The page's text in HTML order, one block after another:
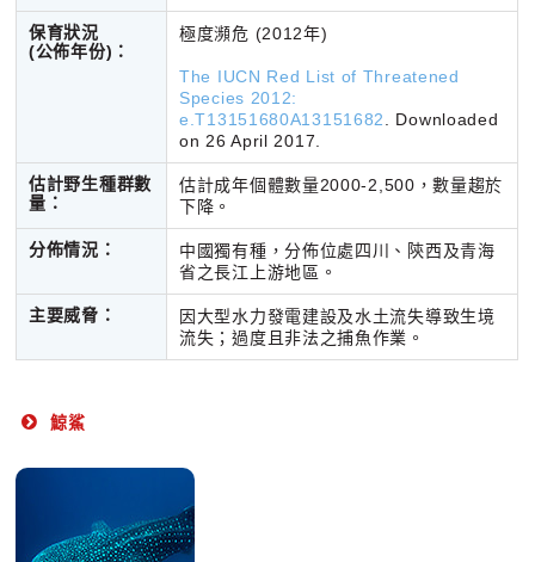
保育狀況
(公佈年份)：
極度瀕危 (2012年)
The IUCN Red List of Threatened
Species 2012:
e.T13151680A13151682
. Downloaded
on 26 April 2017.
估計野生種群數
量：
估計成年個體數量2000-2,500，數量趨於
下降。
分佈情況：
中國獨有種，分佈位處四川、陝西及青海
省之長江上游地區。
主要威脅：
因大型水力發電建設及水土流失導致生境
流失；過度且非法之捕魚作業。
鯨鯊